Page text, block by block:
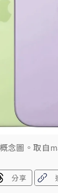
開上任首要
念圖。取
分享